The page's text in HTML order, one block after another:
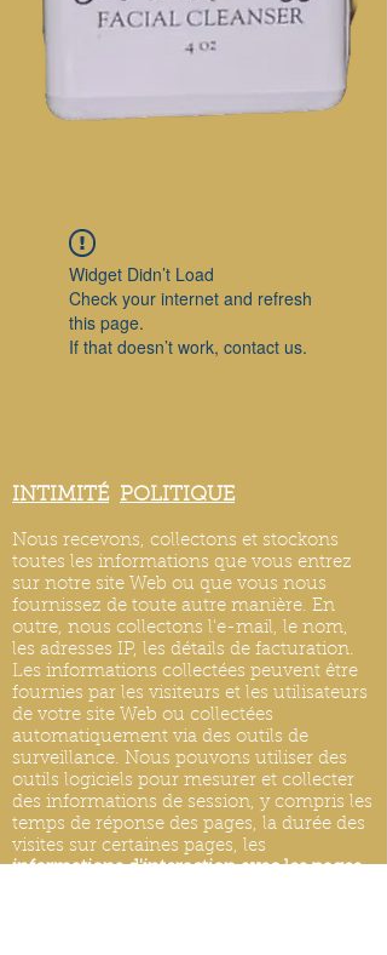
Widget Didn’t Load
Check your internet and refresh
this page.
If that doesn’t work, contact us.
INTIMITÉ POLITIQUE
Nous recevons, collectons et stockons
toutes les informations que vous entrez
sur notre site Web ou que vous nous
fournissez de toute autre manière. En
outre, nous collectons l'e-mail, le nom,
les adresses IP, les détails de facturation.
Les informations collectées peuvent être
fournies par les visiteurs et les utilisateurs
de votre site Web ou collectées
automatiquement via des outils de
surveillance. Nous pouvons utiliser des
outils logiciels pour mesurer et collecter
des informations de session, y compris les
temps de réponse des pages, la durée des
visites sur certaines pages, les
informations d'interaction avec les pages